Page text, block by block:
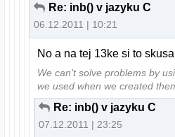
Re: inb() v jazyku C
06.12.2011 | 10:21
No a na tej 13ke si to
We can't solve problems by
we used when we created
Re: inb() v jazyku C
07.12.2011 | 23:25